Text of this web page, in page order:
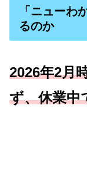
「ニューわ
るのか
2026年2月
ず、休業中